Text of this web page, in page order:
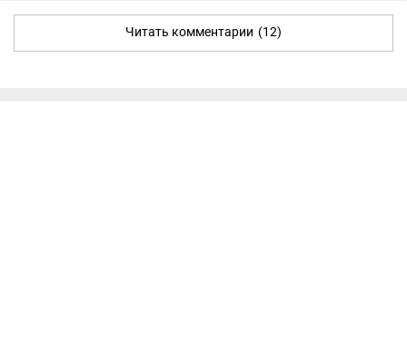
Читать комментарии (12)